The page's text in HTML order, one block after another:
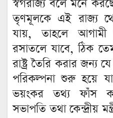
স্বর্গরাজ্য বলে মনে
তৃণমূলকে এই রাজ্য
যায়, তাহলে আগামী
রসাতলে যাবে, ঠিক
রাষ্ট্র তৈরি করার জন্য
পরিকল্পনা শুরু হয়ে
ভয়ংকর তথ্য ফাঁস
সভাপতি তথা কেন্দ্রীয়